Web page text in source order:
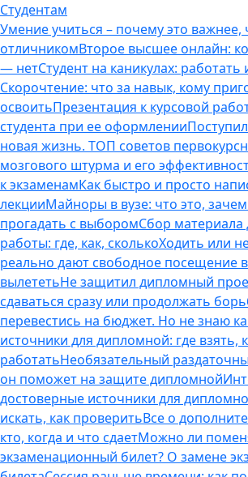
Студентам
Умение учиться – почему это
отличникомВторое высшее онлайн:
— нетСтудент на каникулах: работать
Скорочтение: что за навык, кому
освоитьПрезентация к курсовой
студента при ее оформлении
новая жизнь. ТОП советов
мозгового штурма и его
к экзаменамКак быстро и просто
лекцииМайноры в вузе: что это,
прогадать с выборомСбор
работы: где, как, сколькоХодить или
реально дают свободное посещение в
вылететьНе защитил дипломный
сдаваться сразу или продолжать
перевестись на бюджет. Но не знаю
источники для дипломной: где взять,
работатьНеобязательный
он поможет на защите дипломной
достоверные источники для
искать, как проверитьВсе о
кто, когда и что сдаетМожно ли
экзаменационный билет? О замене